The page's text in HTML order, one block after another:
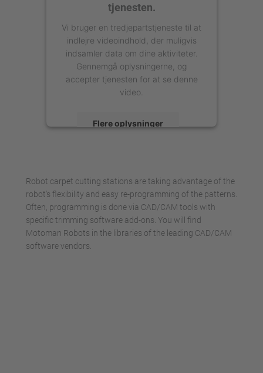
tjenesten.
Vi bruger en tredjepartstjeneste til at
indlejre videoindhold, der muligvis
indsamler data om dine aktiviteter.
Gennemgå oplysningerne, og
accepter tjenesten for at se denne
video.
Flere oplysninger
Management Platform
Robot carpet cutting stations are taking advantage of the
robot's flexibility and easy re-programming of the patterns.
Often, programming is done via CAD/CAM tools with
specific trimming software add-ons. You will find
Motoman Robots in the libraries of the leading CAD/CAM
software vendors.